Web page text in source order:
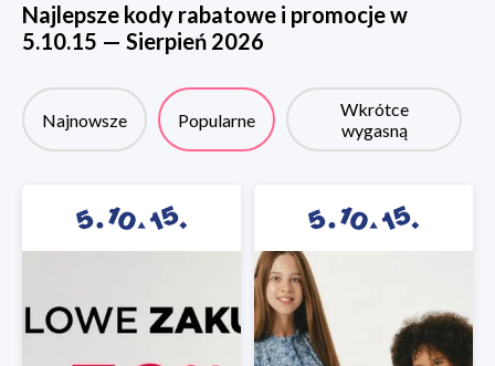
Najlepsze kody rabatowe i promocje w
5.10.15 — Sierpień 2026
Najnowsze Popularne
Wkrótce
wygasną